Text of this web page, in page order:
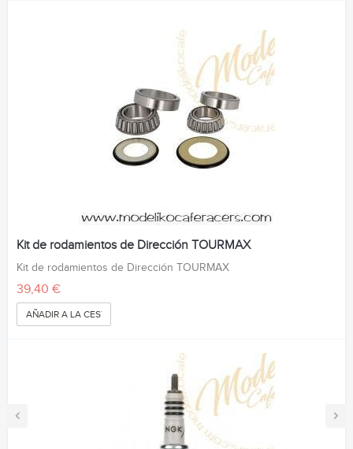
‹ ›
Kit de rodamientos de Dirección TOURMAX
Kit de rodamientos de Dirección TOURMAX
39,40 €
AÑADIR A LA CESTA